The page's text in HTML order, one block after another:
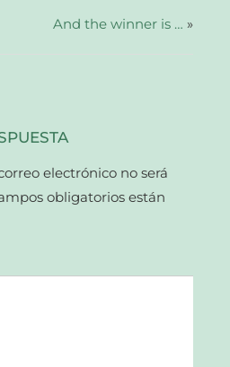
ventana
And the winner is … »
electrónico no será
obligatorios están